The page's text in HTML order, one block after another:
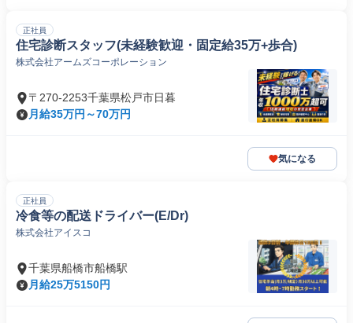
正社員
住宅診断スタッフ(未経験歓迎・固定給35万+歩合)
株式会社アームズコーポレーション
〒270-2253千葉県松戸市日暮
月給35万円～70万円
気になる
正社員
冷食等の配送ドライバー(E/Dr)
株式会社アイスコ
千葉県船橋市船橋駅
月給25万5150円